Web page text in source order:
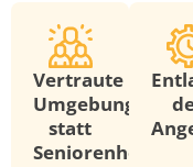
Vertraute
Umgebung
statt
Seniorenheim